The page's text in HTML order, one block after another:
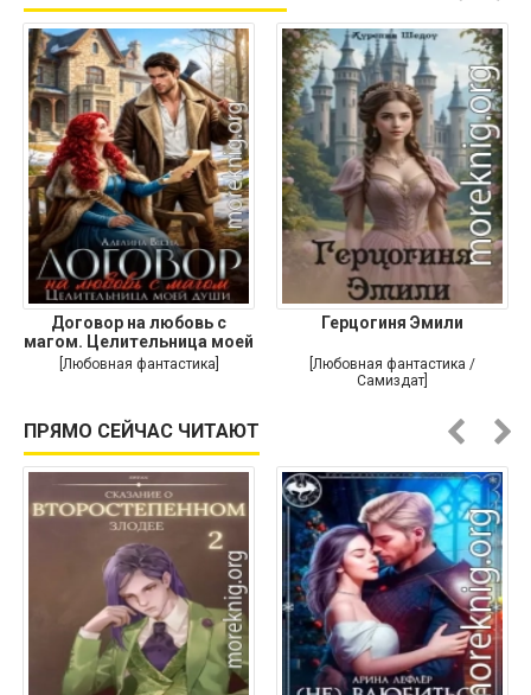
Договор на любовь с
магом. Целительница моей
души
[Любовная фантастика]
Герцогиня Эмили
[Любовная фантастика /
Самиздат]
ПРЯМО СЕЙЧАС ЧИТАЮТ